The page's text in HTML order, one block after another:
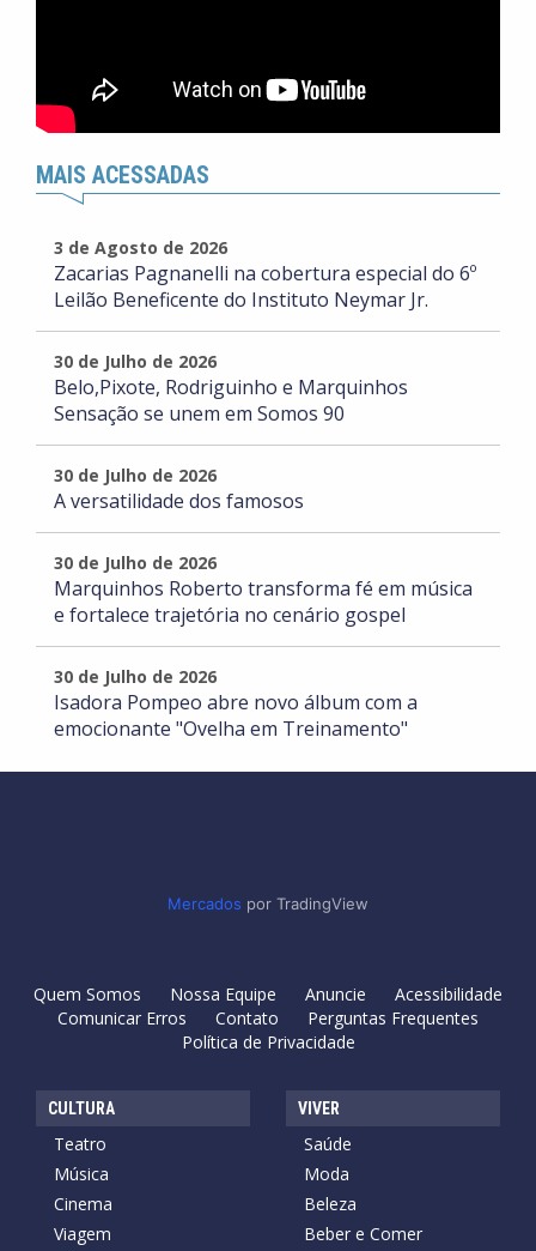
MAIS ACESSADAS
3 de Agosto de 2026
Zacarias Pagnanelli na cobertura especial do 6º
Leilão Beneficente do Instituto Neymar Jr.
30 de Julho de 2026
Belo,Pixote, Rodriguinho e Marquinhos
Sensação se unem em Somos 90
30 de Julho de 2026
A versatilidade dos famosos
30 de Julho de 2026
Marquinhos Roberto transforma fé em música
e fortalece trajetória no cenário gospel
30 de Julho de 2026
Isadora Pompeo abre novo álbum com a
emocionante "Ovelha em Treinamento"
Mercados por TradingView
Quem Somos Nossa Equipe Anuncie
Acessibilidade
Comunicar Erros
Contato
Perguntas Frequentes
Política de Privacidade
CULTURA
Teatro
Música
Cinema
Viagem
VIVER
Saúde
Moda
Beleza
Beber e Comer